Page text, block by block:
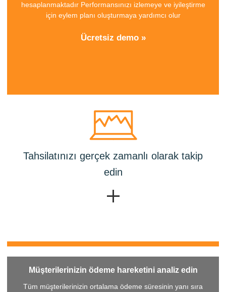
hesaplanmaktadır Performansınızı izlemeye ve iyileştirme
için eylem planı oluşturmaya yardımcı olur
Ücretsiz demo »
Tahsilatınızı gerçek zamanlı olarak takip
edin
Müşterilerinizin ödeme hareketini analiz edin
Tüm müşterilerinizin ortalama ödeme süresinin yanı sıra